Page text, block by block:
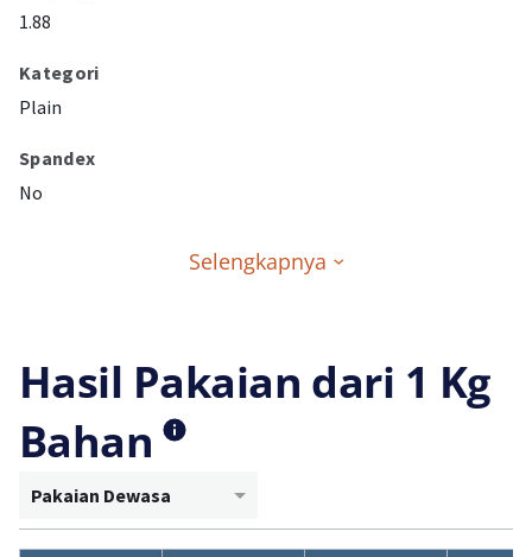
1.88
Kategori
Plain
Spandex
No
Selengkapnya
Hasil Pakaian dari 1 Kg
Bahan
Pakaian Dewasa